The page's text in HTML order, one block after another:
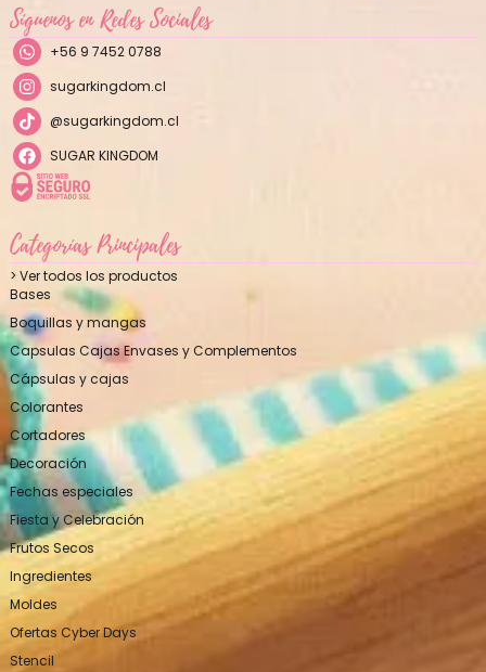
Síguenos en Redes Sociales
+56 9 7452 0788
sugarkingdom.cl
@sugarkingdom.cl
SUGAR KINGDOM
Categorías Principales
> Ver todos los productos
Bases
Boquillas y mangas
Capsulas Cajas Envases y Complementos
Cápsulas y cajas
Colorantes
Cortadores
Decoración
Fechas especiales
Fiesta y Celebración
Frutos Secos
Ingredientes
Moldes
Ofertas Cyber Days
Stencil